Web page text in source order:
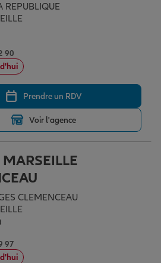
REPUBLIQUE
90
Prendre un RDV
Voir l'agence
CLEMENCEAU
97